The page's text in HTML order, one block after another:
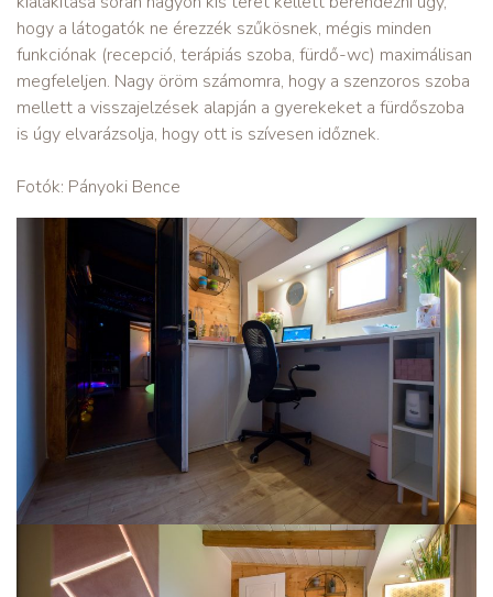
hogy a látogatók ne érezzék szűkösnek, mégis minden
funkciónak (recepció, terápiás szoba, fürdő-wc) maximálisan
megfeleljen. Nagy öröm számomra, hogy a szenzoros szoba
mellett a visszajelzések alapján a gyerekeket a fürdőszoba
is úgy elvarázsolja, hogy ott is szívesen időznek.
Fotók: Pányoki Bence